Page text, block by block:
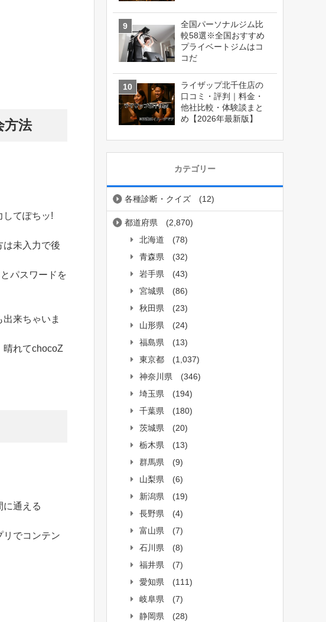
方法
してぽちッ!
は未入力で後
パスワードを
来ちゃいま
晴れてchocoZ
に通える
リでコンテン
全国パーソナルジム比
較58選※全国おすすめ
プライベートジムはコ
コだ
ライザップ北千住店の
口コミ・評判｜料金・
他社比較・体験談まと
め【2026年最新版】
カテゴリー
各種診断・クイズ (12)
都道府県
(2,870)
北海道
(78)
青森県
(32)
岩手県
(43)
宮城県
(86)
秋田県
(23)
山形県
(24)
福島県
(13)
東京都
(1,037)
神奈川県
(346)
埼玉県
(194)
千葉県
(180)
茨城県
(20)
栃木県
(13)
群馬県
(9)
山梨県
(6)
新潟県
(19)
長野県
(4)
富山県
(7)
石川県
(8)
福井県
(7)
愛知県
(111)
岐阜県
(7)
静岡県
(28)